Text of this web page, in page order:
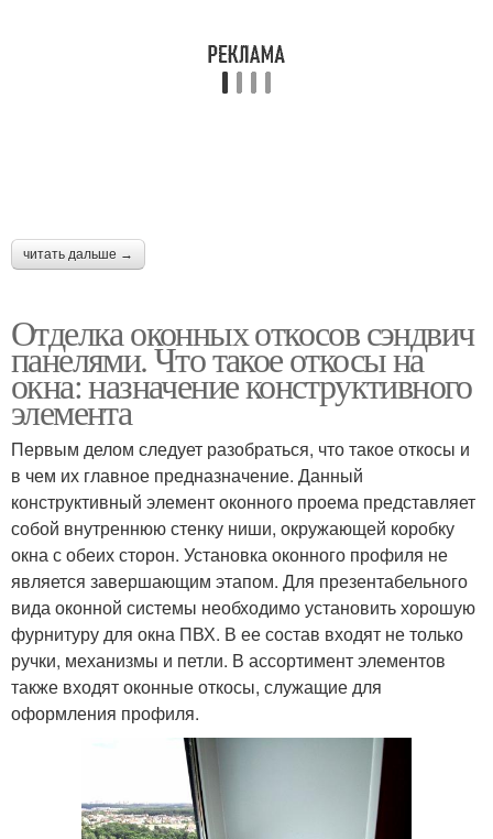
читать дальше →
Отделка оконных откосов сэндвич
панелями. Что такое откосы на
окна: назначение конструктивного
элемента
Первым делом следует разобраться, что такое откосы и
в чем их главное предназначение. Данный
конструктивный элемент оконного проема представляет
собой внутреннюю стенку ниши, окружающей коробку
окна с обеих сторон. Установка оконного профиля не
является завершающим этапом. Для презентабельного
вида оконной системы необходимо установить хорошую
фурнитуру для окна ПВХ. В ее состав входят не только
ручки, механизмы и петли. В ассортимент элементов
также входят оконные откосы, служащие для
оформления профиля.